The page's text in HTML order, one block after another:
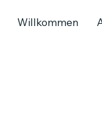
Willkommen